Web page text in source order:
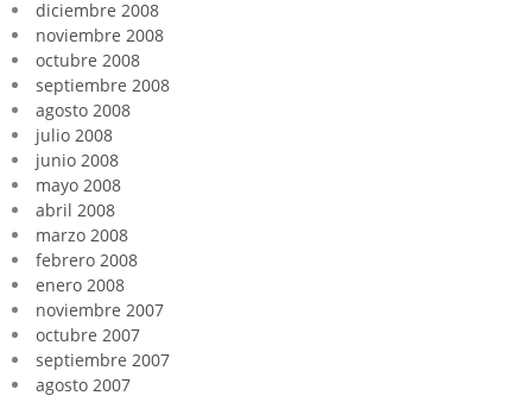
diciembre 2008
noviembre 2008
octubre 2008
septiembre 2008
agosto 2008
julio 2008
junio 2008
mayo 2008
abril 2008
marzo 2008
febrero 2008
enero 2008
noviembre 2007
octubre 2007
septiembre 2007
agosto 2007